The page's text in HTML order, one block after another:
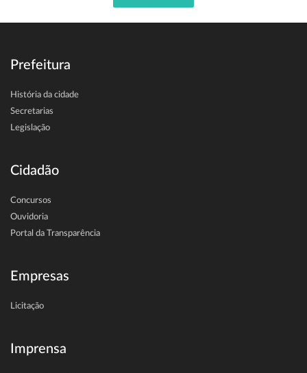
Prefeitura
História da cidade
Secretarias
Legislação
Cidadão
Concursos
Ouvidoria
Portal da Transparência
Empresas
Licitação
Imprensa